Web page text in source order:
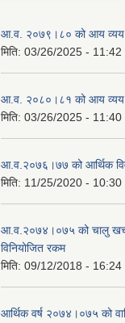
आ.व. २०७९।८० को आय व्यय
मिति: 03/26/2025 - 11:42
आ.व. २०८०।८१ को आय व्यय
मिति: 03/26/2025 - 11:40
आ.व.२०७६।७७ को आर्थिक
मिति: 11/25/2020 - 10:30
आ.व.२०७४।०७५ को चालु
विनियोजित रकम
मिति: 09/12/2018 - 16:24
आर्थिक वर्ष २०७४।०७५ को